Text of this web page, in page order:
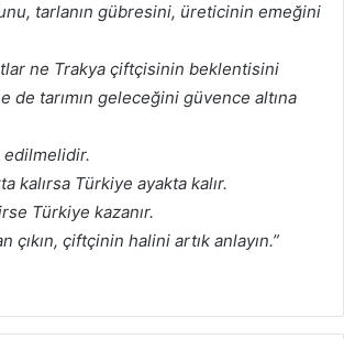
tarlanın gübresini, üreticinin emeğini
ne Trakya çiftçisinin beklentisini
de tarımın geleceğini güvence altına
kalırsa Türkiye ayakta kalır.
Türkiye kazanır.
çıkın, çiftçinin halini artık anlayın.”